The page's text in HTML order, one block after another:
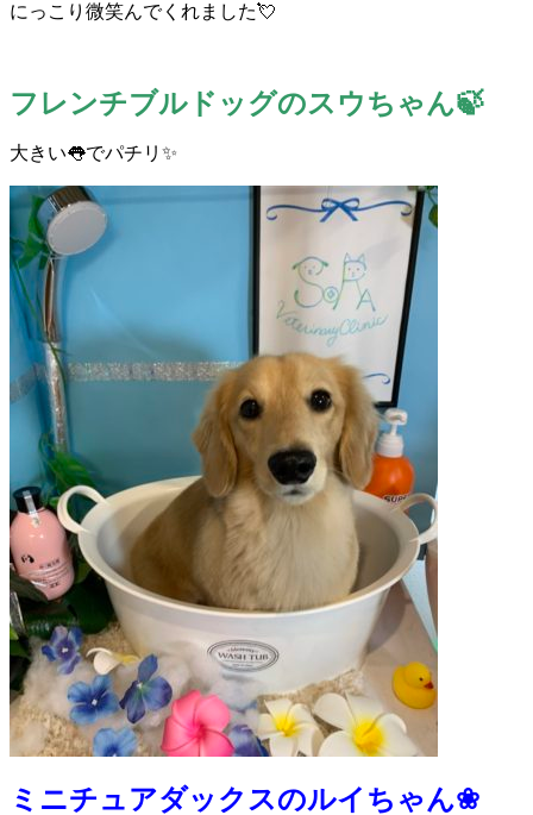
にっこり微笑んでくれました💘
フレンチブルドッグのスウちゃん🍃
大きい👅でパチリ✨
ミニチュアダックスのルイちゃん❀